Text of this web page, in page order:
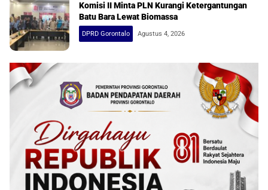
Komisi II Minta PLN Kurangi Ketergantungan
Batu Bara Lewat Biomassa
DPRD Gorontalo Agustus 4, 2026